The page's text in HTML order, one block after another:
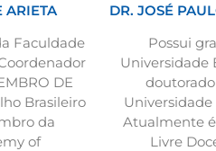
ARIETA
Faculdade
DE
Brasileiro
da
of
DR. JOSÉ
Possui
Universidade
Universidade
Atualmente é
Livre